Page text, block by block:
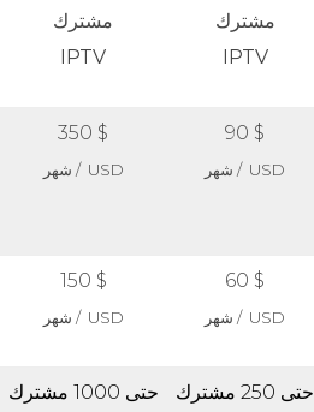
مشترك
IPTV
مشترك
IPTV
$ 90
USD / شهر
$ 350
USD / شهر
$ 60
USD / شهر
$ 150
USD / شهر
حتى 250 مشترك حتى 1000 مشترك